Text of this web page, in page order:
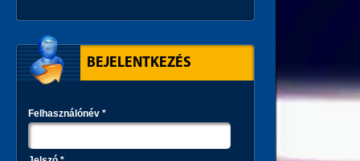
BEJELENTKEZÉS
Felhasználónév *